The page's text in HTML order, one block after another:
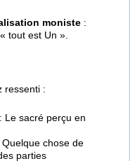
moniste :
tout est Un ».
ressenti :
Le sacré perçu en
chose de
parties